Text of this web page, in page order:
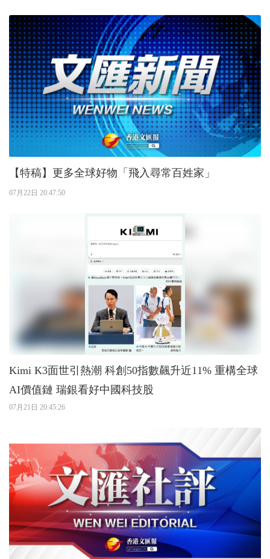
【特稿】更多全球好物「飛入尋常百姓家」
07月22日 20:47:50
Kimi K3面世引熱潮 科創50指數飆升近11% 重構全球
AI價值鏈 瑞銀看好中國科技股
07月21日 20:45:26